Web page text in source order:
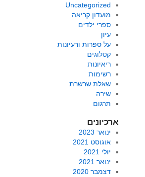
Uncategorized
מועדון קריאה
ספרי ילדים
עיון
על ספרות ורעיונות
קטלוגים
ריאיונות
רשימות
שאלת שרשרת
שירה
תרגום
ארכיונים
ינואר 2023
אוגוסט 2021
יולי 2021
ינואר 2021
דצמבר 2020